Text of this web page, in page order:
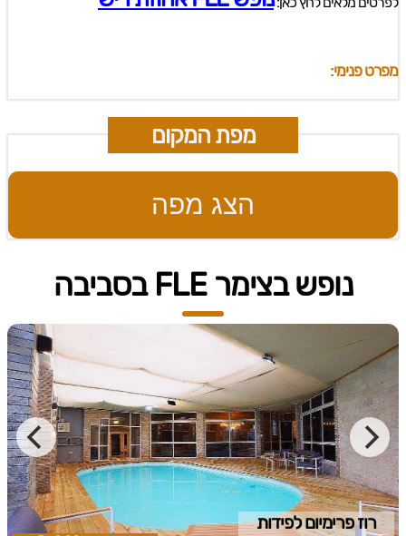
מפרט פנימי:
מפת המקום
הצג מפה
נופש בצימר FLE בסביבה
רוז פרימיום לפידות